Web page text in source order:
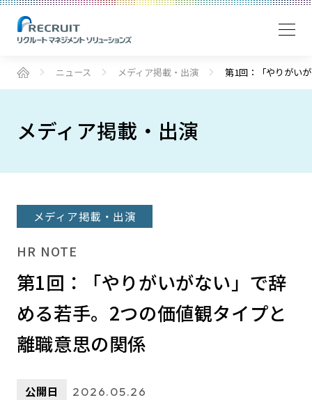
ニュース メディア掲載・出演 第1回：「やりがい
メディア掲載・出演
メディア掲載・出演
HR NOTE
第1回：「やりがいがない」で辞
める若手。2つの価値観タイプと
離職意思の関係
公開日 2026.05.26